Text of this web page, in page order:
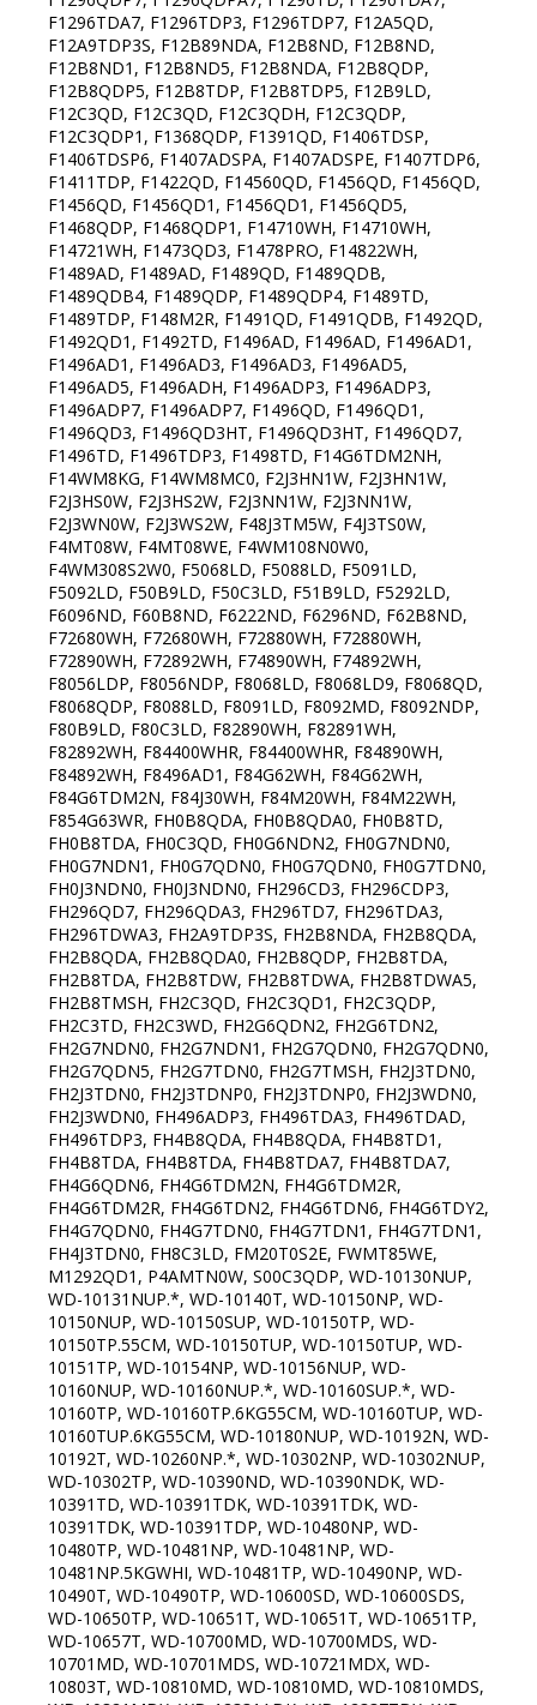
F1296TDA7, F1296TDP3, F1296TDP7, F12A5QD,
F12A9TDP3S, F12B89NDA, F12B8ND, F12B8ND,
F12B8ND1, F12B8ND5, F12B8NDA, F12B8QDP,
F12B8QDP5, F12B8TDP, F12B8TDP5, F12B9LD,
F12C3QD, F12C3QD, F12C3QDH, F12C3QDP,
F12C3QDP1, F1368QDP, F1391QD, F1406TDSP,
F1406TDSP6, F1407ADSPA, F1407ADSPE, F1407TDP6,
F1411TDP, F1422QD, F14560QD, F1456QD, F1456QD,
F1456QD, F1456QD1, F1456QD1, F1456QD5,
F1468QDP, F1468QDP1, F14710WH, F14710WH,
F14721WH, F1473QD3, F1478PRO, F14822WH,
F1489AD, F1489AD, F1489QD, F1489QDB,
F1489QDB4, F1489QDP, F1489QDP4, F1489TD,
F1489TDP, F148M2R, F1491QD, F1491QDB, F1492QD,
F1492QD1, F1492TD, F1496AD, F1496AD, F1496AD1,
F1496AD1, F1496AD3, F1496AD3, F1496AD5,
F1496AD5, F1496ADH, F1496ADP3, F1496ADP3,
F1496ADP7, F1496ADP7, F1496QD, F1496QD1,
F1496QD3, F1496QD3HT, F1496QD3HT, F1496QD7,
F1496TD, F1496TDP3, F1498TD, F14G6TDM2NH,
F14WM8KG, F14WM8MC0, F2J3HN1W, F2J3HN1W,
F2J3HS0W, F2J3HS2W, F2J3NN1W, F2J3NN1W,
F2J3WN0W, F2J3WS2W, F48J3TM5W, F4J3TS0W,
F4MT08W, F4MT08WE, F4WM108N0W0,
F4WM308S2W0, F5068LD, F5088LD, F5091LD,
F5092LD, F50B9LD, F50C3LD, F51B9LD, F5292LD,
F6096ND, F60B8ND, F6222ND, F6296ND, F62B8ND,
F72680WH, F72680WH, F72880WH, F72880WH,
F72890WH, F72892WH, F74890WH, F74892WH,
F8056LDP, F8056NDP, F8068LD, F8068LD9, F8068QD,
F8068QDP, F8088LD, F8091LD, F8092MD, F8092NDP,
F80B9LD, F80C3LD, F82890WH, F82891WH,
F82892WH, F84400WHR, F84400WHR, F84890WH,
F84892WH, F8496AD1, F84G62WH, F84G62WH,
F84G6TDM2N, F84J30WH, F84M20WH, F84M22WH,
F854G63WR, FH0B8QDA, FH0B8QDA0, FH0B8TD,
FH0B8TDA, FH0C3QD, FH0G6NDN2, FH0G7NDN0,
FH0G7NDN1, FH0G7QDN0, FH0G7QDN0, FH0G7TDN0,
FH0J3NDN0, FH0J3NDN0, FH296CD3, FH296CDP3,
FH296QD7, FH296QDA3, FH296TD7, FH296TDA3,
FH296TDWA3, FH2A9TDP3S, FH2B8NDA, FH2B8QDA,
FH2B8QDA, FH2B8QDA0, FH2B8QDP, FH2B8TDA,
FH2B8TDA, FH2B8TDW, FH2B8TDWA, FH2B8TDWA5,
FH2B8TMSH, FH2C3QD, FH2C3QD1, FH2C3QDP,
FH2C3TD, FH2C3WD, FH2G6QDN2, FH2G6TDN2,
FH2G7NDN0, FH2G7NDN1, FH2G7QDN0, FH2G7QDN0,
FH2G7QDN5, FH2G7TDN0, FH2G7TMSH, FH2J3TDN0,
FH2J3TDN0, FH2J3TDNP0, FH2J3TDNP0, FH2J3WDN0,
FH2J3WDN0, FH496ADP3, FH496TDA3, FH496TDAD,
FH496TDP3, FH4B8QDA, FH4B8QDA, FH4B8TD1,
FH4B8TDA, FH4B8TDA, FH4B8TDA7, FH4B8TDA7,
FH4G6QDN6, FH4G6TDM2N, FH4G6TDM2R,
FH4G6TDM2R, FH4G6TDN2, FH4G6TDN6, FH4G6TDY2,
FH4G7QDN0, FH4G7TDN0, FH4G7TDN1, FH4G7TDN1,
FH4J3TDN0, FH8C3LD, FM20T0S2E, FWMT85WE,
M1292QD1, P4AMTN0W, S00C3QDP, WD-10130NUP,
WD-10131NUP.*, WD-10140T, WD-10150NP, WD-
10150NUP, WD-10150SUP, WD-10150TP, WD-
10150TP.55CM, WD-10150TUP, WD-10150TUP, WD-
10151TP, WD-10154NP, WD-10156NUP, WD-
10160NUP, WD-10160NUP.*, WD-10160SUP.*, WD-
10160TP, WD-10160TP.6KG55CM, WD-10160TUP, WD-
10160TUP.6KG55CM, WD-10180NUP, WD-10192N, WD-
10192T, WD-10260NP.*, WD-10302NP, WD-10302NUP,
WD-10302TP, WD-10390ND, WD-10390NDK, WD-
10391TD, WD-10391TDK, WD-10391TDK, WD-
10391TDK, WD-10391TDP, WD-10480NP, WD-
10480TP, WD-10481NP, WD-10481NP, WD-
10481NP.5KGWHI, WD-10481TP, WD-10490NP, WD-
10490T, WD-10490TP, WD-10600SD, WD-10600SDS,
WD-10650TP, WD-10651T, WD-10651T, WD-10651TP,
WD-10657T, WD-10700MD, WD-10700MDS, WD-
10701MD, WD-10701MDS, WD-10721MDX, WD-
10803T, WD-10810MD, WD-10810MD, WD-10810MDS,